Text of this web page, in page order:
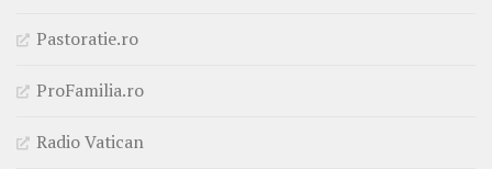
Pastoratie.ro
ProFamilia.ro
Radio Vatican